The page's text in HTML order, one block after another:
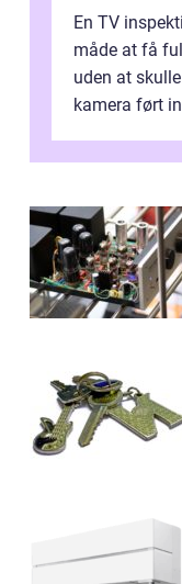
En TV
måde at få
uden at
kamera ført